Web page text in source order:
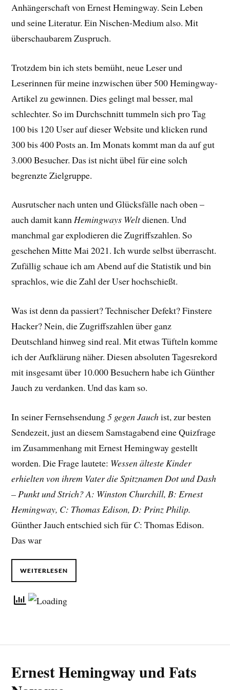
Anhängerschaft von Ernest Hemingway. Sein Leben
und seine Literatur. Ein Nischen-Medium also. Mit
überschaubarem Zuspruch.
Trotzdem bin ich stets bemüht, neue Leser und
Leserinnen für meine inzwischen über 500 Hemingway-
Artikel zu gewinnen. Dies gelingt mal besser, mal
schlechter. So im Durchschnitt tummeln sich pro Tag
100 bis 120 User auf dieser Website und klicken rund
300 bis 400 Posts an. Im Monats kommt man da auf gut
3.000 Besucher. Das ist nicht übel für eine solch
begrenzte Zielgruppe.
Ausrutscher nach unten und Glücksfälle nach oben –
auch damit kannHemingways Weltdienen. Und
manchmal gar explodieren die Zugriffszahlen. So
geschehen Mitte Mai 2021. Ich wurde selbst überrascht.
Zufällig schaue ich am Abend auf die Statistik und bin
sprachlos, wie die Zahl der User hochschießt.
Was ist denn da passiert? Technischer Defekt? Finstere
Hacker? Nein, die Zugriffszahlen über ganz
Deutschland hinweg sind real. Mit etwas Tüfteln komme
ich der Aufklärung näher. Diesen absoluten Tagesrekord
mit insgesamt über 10.000 Besuchern habe ich Günther
Jauch zu verdanken. Und das kam so.
In seiner Fernsehsendung5 gegen Jauchist, zur besten
Sendezeit, just an diesem Samstagabend eine Quizfrage
im Zusammenhang mit Ernest Hemingway gestellt
worden. Die Frage lautete: Wessen älteste Kinder
erhielten von ihrem Vater die Spitznamen Dot und Dash
– Punkt und Strich? A: Winston Churchill, B: Ernest
Hemingway, C: Thomas Edison, D: Prinz Philip.
Günther Jauch entschied sich für C: Thomas Edison.
Das war
WEITERLESEN
Ernest Hemingway und Fats